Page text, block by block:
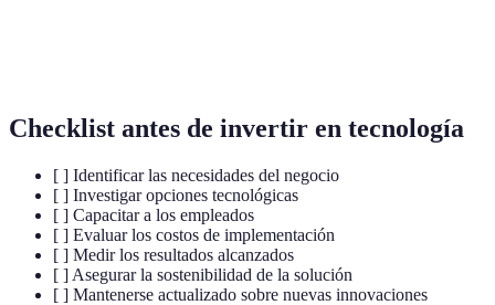
Checklist antes de invertir en tecnología
[ ] Identificar las necesidades del negocio
[ ] Investigar opciones tecnológicas
[ ] Capacitar a los empleados
[ ] Evaluar los costos de implementación
[ ] Medir los resultados alcanzados
[ ] Asegurar la sostenibilidad de la solución
[ ] Mantenerse actualizado sobre nuevas innovaciones